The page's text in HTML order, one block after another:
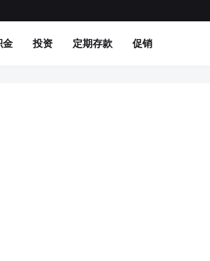
金 投资 定期存款 促销